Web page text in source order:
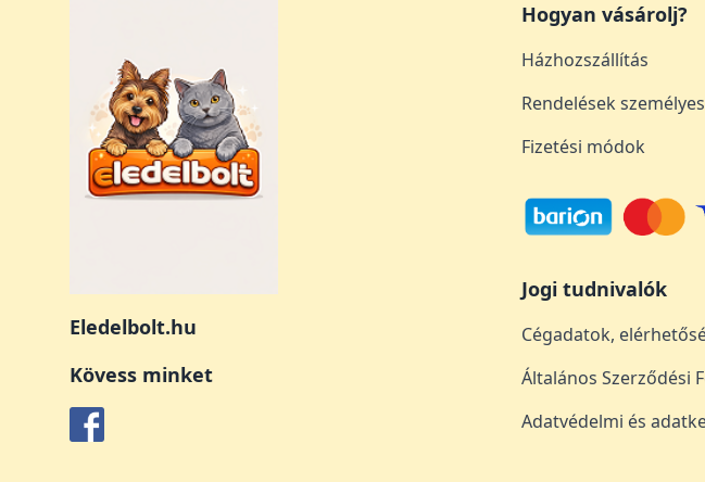
Eledelbolt.hu
Kövess minket
Hogyan vásárolj?
Házhozszállítás
Rendelések
Fizetési módok
Jogi tudnivalók
Cégadatok,
Általános Szerződési
Adatvédelmi és